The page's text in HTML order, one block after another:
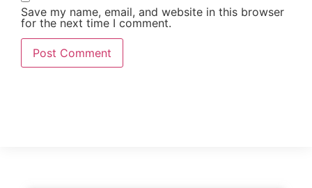
Save my name, email, and website in this browser
for the next time I comment.